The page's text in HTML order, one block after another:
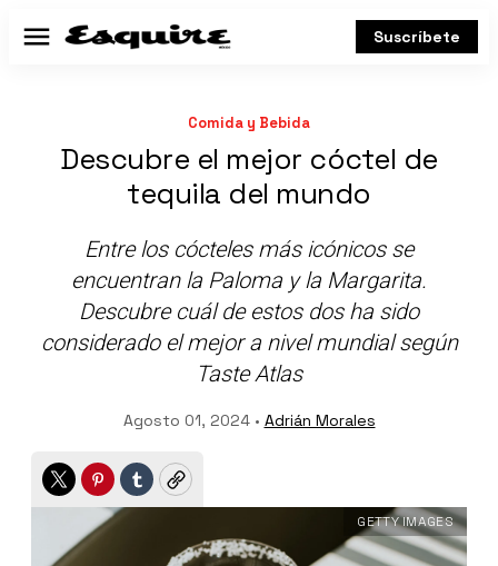
Menú Suscríbete
Comida y Bebida
Descubre el mejor cóctel de
tequila del mundo
Entre los cócteles más icónicos se
encuentran la Paloma y la Margarita.
Descubre cuál de estos dos ha sido
considerado el mejor a nivel mundial según
Taste Atlas
Agosto 01, 2024 • Adrián Morales
TwitterPinterest
TumblrCopy
GETTY IMAGES